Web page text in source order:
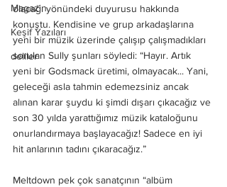
Magazin
Keşif Yazıları
deliler
olacağı yönündeki duyurusu hakkında
konuştu. Kendisine ve grup arkadaşlarına
yeni bir müzik üzerinde çalışıp çalışmadıkları
sorulan Sully şunları söyledi: “Hayır. Artık
yeni bir Godsmack üretimi, olmayacak... Yani,
geleceği asla tahmin edemezsiniz ancak
alınan karar şuydu ki şimdi dışarı çıkacağız ve
son 30 yılda yarattığımız müzik kataloğunu
onurlandırmaya başlayacağız! Sadece en iyi
hit anlarının tadını çıkaracağız.”
Meltdown pek çok sanatçının “albüm